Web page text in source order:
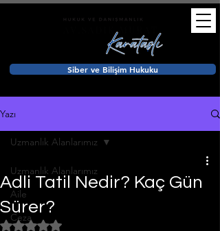
Siber ve Bilişim Hukuku
Yazı
Uzmanlık Alanlarımız
Aile
Ceza
Uzmanlık Alanlarımız
Adli Tatil Nedir? Kaç Gün
Sürer?
5 üzerinden NaN yıldız